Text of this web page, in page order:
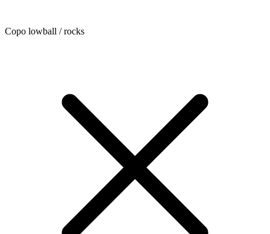
Copo lowball / rocks